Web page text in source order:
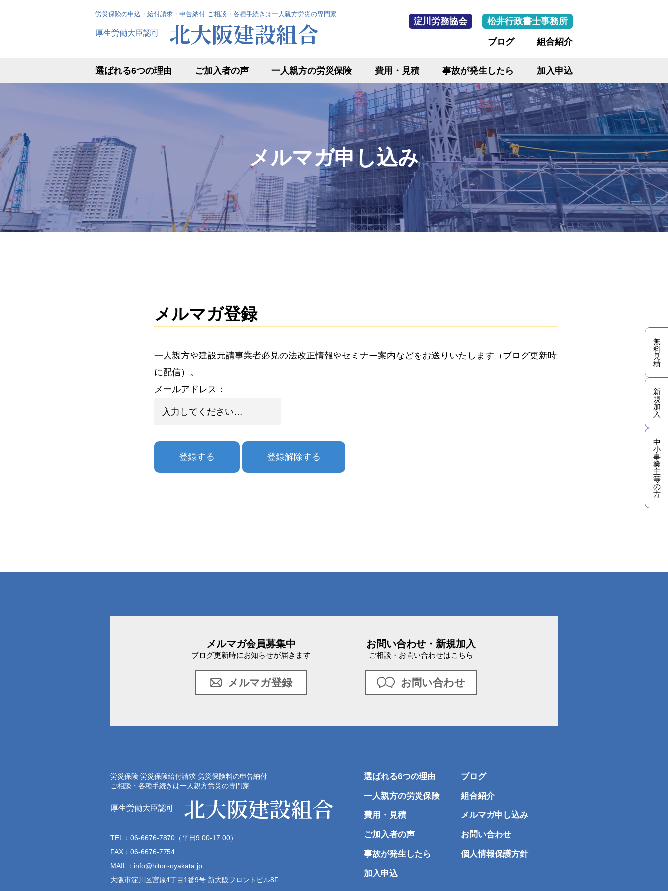
労災保険の申込・給付請求・申告納付 ご相談・各種手続きは一人親方労災の専門家
厚生労働大臣認可 北大阪建設組合 淀川労務協会 松井行政書士事務所
ブログ 組合紹介
選ばれる6つの理由 ご加入者の声 一人親方の労災保険 費用・見積 事故が発生したら 加入申込
メルマガ申し込み
メルマガ登録
一人親方や建設元請事業者必見の法改正情報やセミナー案内などをお送りいたします（ブログ更新時
に配信）。
メールアドレス：
メルマガ会員募集中
ブログ更新時にお知らせが届きます
メルマガ登録
お問い合わせ・新規加入
ご相談・お問い合わせはこちら
お問い合わせ
労災保険 労災保険給付請求 労災保険料の申告納付
ご相談・各種手続きは一人親方労災の専門家
厚生労働大臣認可 北大阪建設組合
TEL：06-6676-7870（平日9:00-17:00）
FAX：06-6676-7754
MAIL：info@hitori-oyakata.jp
大阪市淀川区宮原4丁目1番9号 新大阪フロントビル8F
選ばれる6つの理由 ブログ
一人親方の労災保険 組合紹介
費用・見積 メルマガ申し込み
ご加入者の声 お問い合わせ
事故が発生したら 個人情報保護方針
加入申込
無
料
見
積
新
規
加
入
中
小
事
業
主
等
の
方